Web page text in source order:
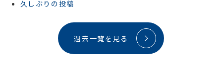
久しぶりの投稿
過去一覧を見る